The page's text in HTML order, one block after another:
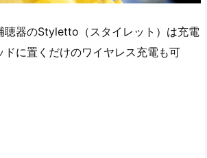
聴器のStyletto（スタイレット）は充電
ドに置くだけのワイヤレス充電も可